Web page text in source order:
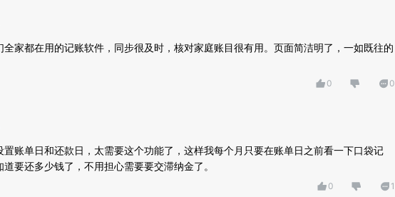
全家都在用的记账软件，同步很及时，核对家庭账目很有用。页面简洁明了，一如既往的
0 0
置账单日和还款日，太需要这个功能了，这样我每个月只要在账单日之前看一下口袋记
道要还多少钱了，不用担心需要要交滞纳金了。
0 1